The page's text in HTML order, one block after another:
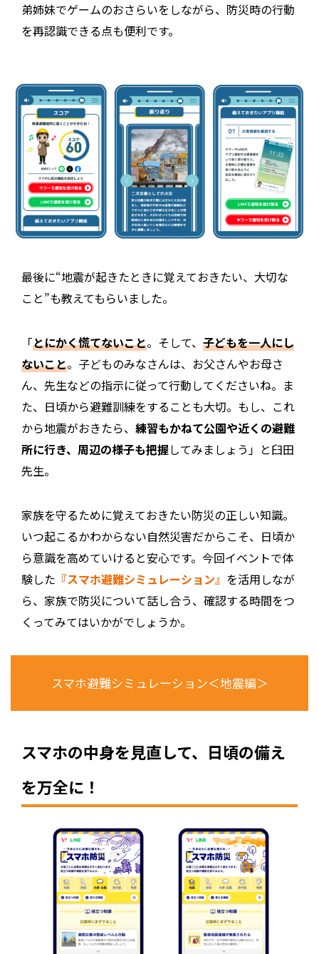
弟姉妹でゲームのおさらいをしながら、防災時の行動
を再認識できる点も便利です。
最後に“地震が起きたときに覚えておきたい、大切な
こと”も教えてもらいました。
「とにかく慌てないこと。そして、 子どもを一人にし
ないこと。子どものみなさんは、お父さんやお母さ
ん、先生などの指示に従って行動してくださいね。ま
た、日頃から避難訓練をすることも大切。もし、これ
から地震がおきたら、 練習もかねて公園や近くの避難
所に行き、周辺の様子も把握してみましょう」と臼田
先生。
家族を守るために覚えておきたい防災の正しい知識。
いつ起こるかわからない自然災害だからこそ、日頃か
ら意識を高めていけると安心です。今回イベントで体
験した 『スマホ避難シミュレーション』 を活用しなが
ら、家族で防災について話し合う、確認する時間をつ
くってみてはいかがでしょうか。
スマホ避難シミュレーション＜地震編＞
スマホの中身を見直して、日頃の備え
を万全に！